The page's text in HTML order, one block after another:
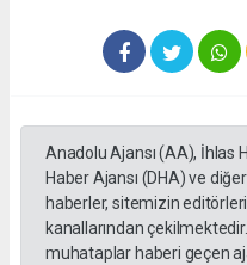
Anadolu Ajansı (AA), İhlas
Haber Ajansı (DHA) ve
haberler, sitemizin
kanallarından
muhataplar haberi geçen